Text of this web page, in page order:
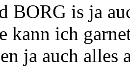
BORG is ja
kann ich
ja auch